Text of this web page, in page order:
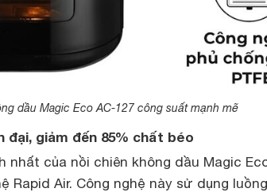
dầu Magic Eco AC-127 công suất mạnh mẽ
đại, giảm đến 85% chất béo
nhất của nồi chiên không dầu Magic
Rapid Air. Công nghệ này sử dụng